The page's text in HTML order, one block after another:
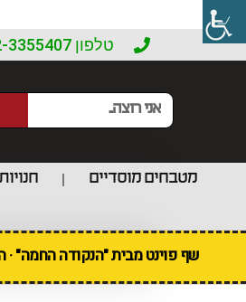
טלפון 072-3355407
מטבחים מוסדיים
שף פוינט מבית "הנקודה החמה" ·